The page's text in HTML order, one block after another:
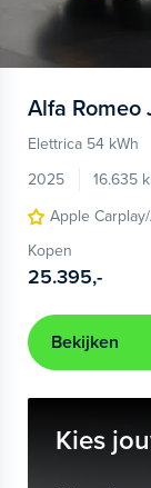
Alfa Romeo
Elettrica 54 kWh
2025
16.635
Apple
Kopen
25.395,-
Bekijken
Kies